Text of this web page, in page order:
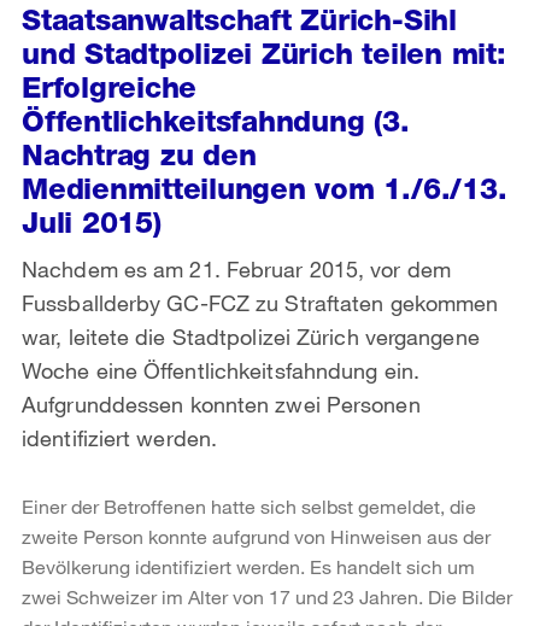
Staatsanwaltschaft Zürich-Sihl
und Stadtpolizei Zürich teilen mit:
Erfolgreiche
Öffentlichkeitsfahndung (3.
Nachtrag zu den
Medienmitteilungen vom 1./6./13.
Juli 2015)
Nachdem es am 21. Februar 2015, vor dem
Fussballderby GC-FCZ zu Straftaten gekommen
war, leitete die Stadtpolizei Zürich vergangene
Woche eine Öffentlichkeitsfahndung ein.
Aufgrunddessen konnten zwei Personen
identifiziert werden.
Einer der Betroffenen hatte sich selbst gemeldet, die
zweite Person konnte aufgrund von Hinweisen aus der
Bevölkerung identifiziert werden. Es handelt sich um
zwei Schweizer im Alter von 17 und 23 Jahren. Die Bilder